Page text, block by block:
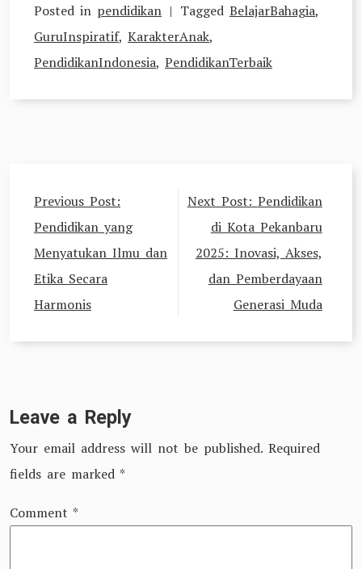
Posted in pendidikan Tagged BelajarBahagia,
GuruInspiratif, KarakterAnak,
PendidikanIndonesia, PendidikanTerbaik
Post
navigation
Previous Post:
Pendidikan yang
Menyatukan Ilmu dan
Etika Secara
Harmonis
Next Post: Pendidikan
di Kota Pekanbaru
2025: Inovasi, Akses,
dan Pemberdayaan
Generasi Muda
Leave a Reply
Your email address will not be published. Required
fields are marked *
Comment *